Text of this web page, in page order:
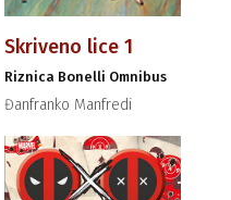
Skriveno lice 1
Riznica Bonelli Omnibus
Đanfranko Manfredi